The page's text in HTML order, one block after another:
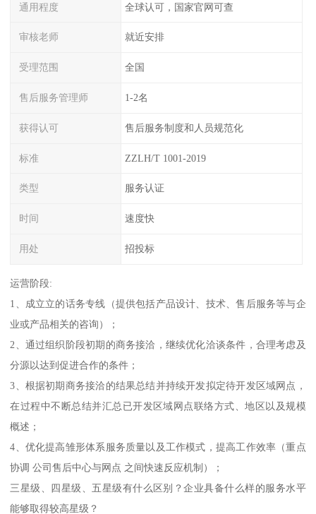
通用程度 全球认可，国家官网可查
审核老师 就近安排
受理范围 全国
售后服务管理师 1-2名
获得认可 售后服务制度和人员规范化
标准 ZZLH/T 1001-2019
类型 服务认证
时间 速度快
用处 招投标
运营阶段:
1、成立立的话务专线（提供包括产品设计、技术、售后服务等与企
业或产品相关的咨询）；
2、通过组织阶段初期的商务接洽，继续优化洽谈条件，合理考虑及
分源以达到促进合作的条件；
3、根据初期商务接洽的结果总结并持续开发拟定待开发区域网点，
在过程中不断总结并汇总已开发区域网点联络方式、地区以及规模
概述；
4、优化提高雏形体系服务质量以及工作模式，提高工作效率（重点
协调 公司售后中心与网点 之间快速反应机制）；
三星级、四星级、五星级有什么区别？企业具备什么样的服务水平
能够取得较高星级？